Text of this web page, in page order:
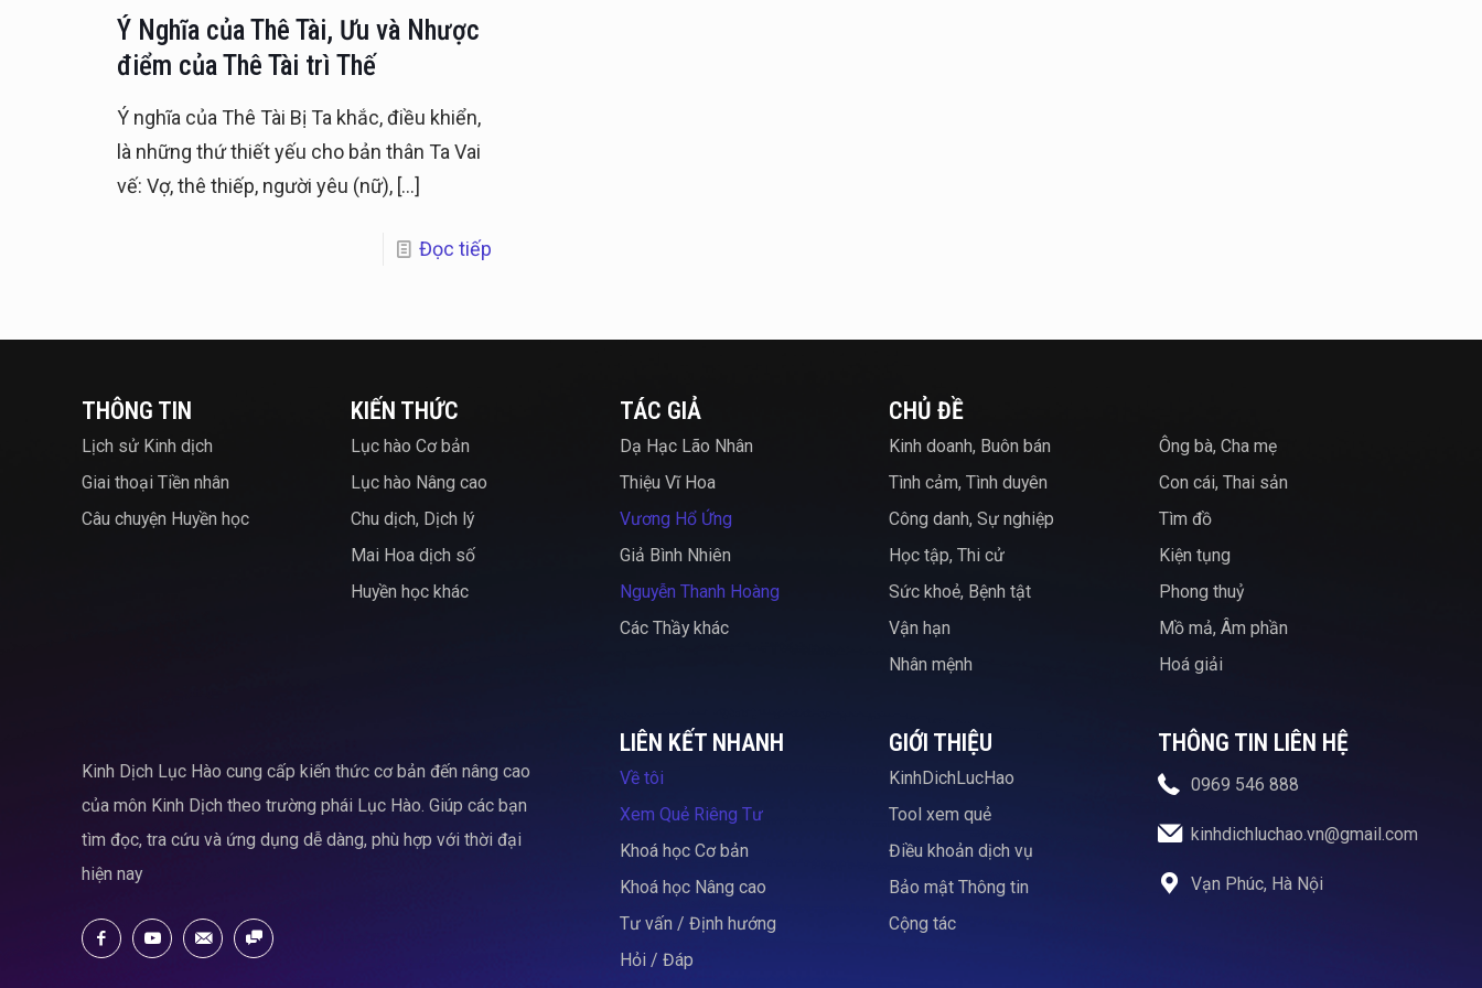
Ý Nghĩa của Thê Tài, Ưu và Nhược
điểm của Thê Tài trì Thế
Ý nghĩa của Thê Tài Bị Ta khắc, điều khiển,
là những thứ thiết yếu cho bản thân Ta Vai
vế: Vợ, thê thiếp, người yêu (nữ),[…]
Đọc tiếp
THÔNG TIN
Lịch sử Kinh dịch
Giai thoại Tiền nhân
Câu chuyện Huyền học
KIẾN THỨC
Lục hào Cơ bản
Lục hào Nâng cao
Chu dịch, Dịch lý
Mai Hoa dịch số
Huyền học khác
TÁC GIẢ
Dạ Hạc Lão Nhân
Thiệu Vĩ Hoa
Vương Hổ Ứng
Giả Bình Nhiên
Nguyễn Thanh Hoàng
Các Thầy khác
CHỦ ĐỀ
Kinh doanh, Buôn bán
Tình cảm, Tình duyên
Công danh, Sự nghiệp
Học tập, Thi cử
Sức khoẻ, Bệnh tật
Vận hạn
Nhân mệnh
Ông bà, Cha mẹ
Con cái, Thai sản
Tìm đồ
Kiện tụng
Phong thuỷ
Mồ mả, Âm phần
Hoá giải
Kinh Dịch Lục Hào cung cấp kiến thức cơ bản đến nâng cao
của môn Kinh Dịch theo trường phái Lục Hào. Giúp các bạn
tìm đọc, tra cứu và ứng dụng dễ dàng, phù hợp với thời đại
hiện nay
LIÊN KẾT NHANH
Về tôi
Xem Quẻ Riêng Tư
Khoá học Cơ bản
Khoá học Nâng cao
Tư vấn / Định hướng
Hỏi / Đáp
GIỚI THIỆU
KinhDichLucHao
Tool xem quẻ
Điều khoản dịch vụ
Bảo mật Thông tin
Cộng tác
THÔNG TIN LIÊN HỆ
0969 546 888
kinhdichluchao.vn@gmail.com
Vạn Phúc, Hà Nội